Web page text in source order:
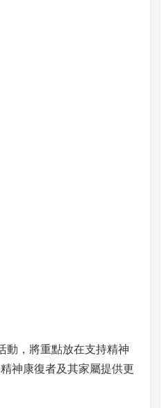
動，將重點放在支持精神
神康復者及其家屬提供更